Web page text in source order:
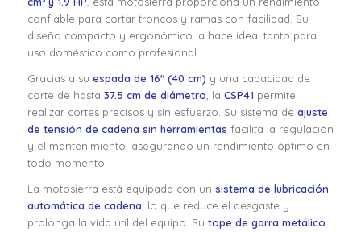
confiable para cortar troncos y ramas con facilidad. Su
diseño compacto y ergonómico la hace ideal tanto para
uso doméstico como profesional.
Gracias a su espada de 16″ (40 cm) y una capacidad de
corte de hasta 37.5 cm de diámetro, la CSP41 permite
realizar cortes precisos y sin esfuerzo. Su sistema de ajuste
de tensión de cadena sin herramientas facilita la regulación
y el mantenimiento, asegurando un rendimiento óptimo en
todo momento.
La motosierra está equipada con un sistema de lubricación
automática de cadena, lo que reduce el desgaste y
prolonga la vida útil del equipo. Su tope de garra metálico